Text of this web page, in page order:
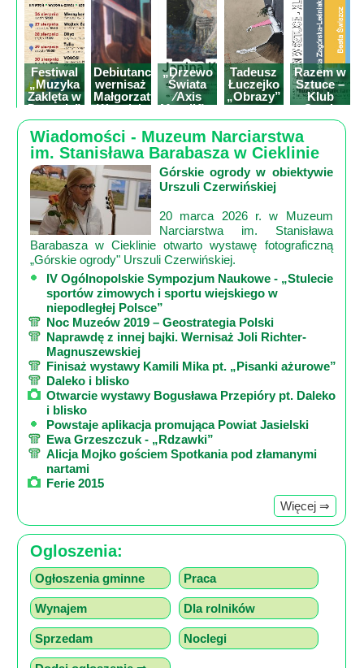
Poznaj
nas
Regulamin
ciachoFestiwal
„Muzyka
Zaklęta w
Drewnie”
Debiutancki
wernisaż
Małgorzaty
Wszołek
„Drzewo
Świata
⁄Axis
Mundi⁄” –
wystawa
Janiny
Kicilińskie
Tadeusz
Łuczejko
„Obrazy”
wystawa
malarstwa
Razem w
Sztuce –
Klub
Sztuk
Wielu z
Tarnowca
Wiadomości - Muzeum Narciarstwa
im. Stanisława Barabasza w Cieklinie
Górskie ogrody w obiektywie
Urszuli Czerwińskiej
20 marca 2026 r. w Muzeum
Narciarstwa im. Stanisława
Barabasza w Cieklinie otwarto wystawę fotograficzną
„Górskie ogrody" Urszuli Czerwińskiej.
IV Ogólnopolskie Sympozjum Naukowe - „Stulecie
sportów zimowych i sportu wiejskiego w
niepodległej Polsce”
Noc Muzeów 2019 – Geostrategia Polski
Naprawdę z innej bajki. Wernisaż Joli Richter-
Magnuszewskiej
Finisaż wystawy Kamili Mika pt. „Pisanki ażurowe”
Daleko i blisko
Otwarcie wystawy Bogusława Przepióry pt. Daleko
i blisko
Powstaje aplikacja promująca Powiat Jasielski
Ewa Grzeszczuk - „Rdzawki”
Alicja Mojko gościem Spotkania pod złamanymi
nartami
Ferie 2015
Więcej ⇒
Ogloszenia:
Ogłoszenia gminne Praca
Wynajem Dla rolników
Sprzedam Noclegi